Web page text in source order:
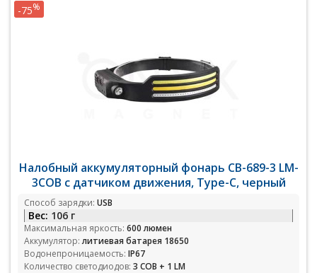
Налобный аккумуляторный фонарь CB-689-3 LM-
3COB с датчиком движения, Type-C, черный
Способ зарядки: USB
Вес: 106 г
Максимальная яркость: 600 люмен
Аккумулятор:литиевая батарея 18650
Водонепроницаемость: IP67
Количество светодиодов: 3 COB + 1 LM
-75%